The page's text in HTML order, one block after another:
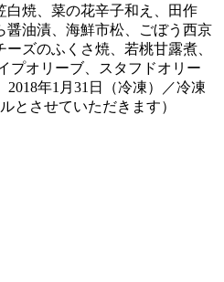
白焼、菜の花辛子和え、田作
醤油漬、海鮮市松、ごぼう西京
ズのふくさ焼、若桃甘露煮、
プオリーブ、スタフドオリー
年1月31日（冷凍）／冷凍
とさせていただきます）